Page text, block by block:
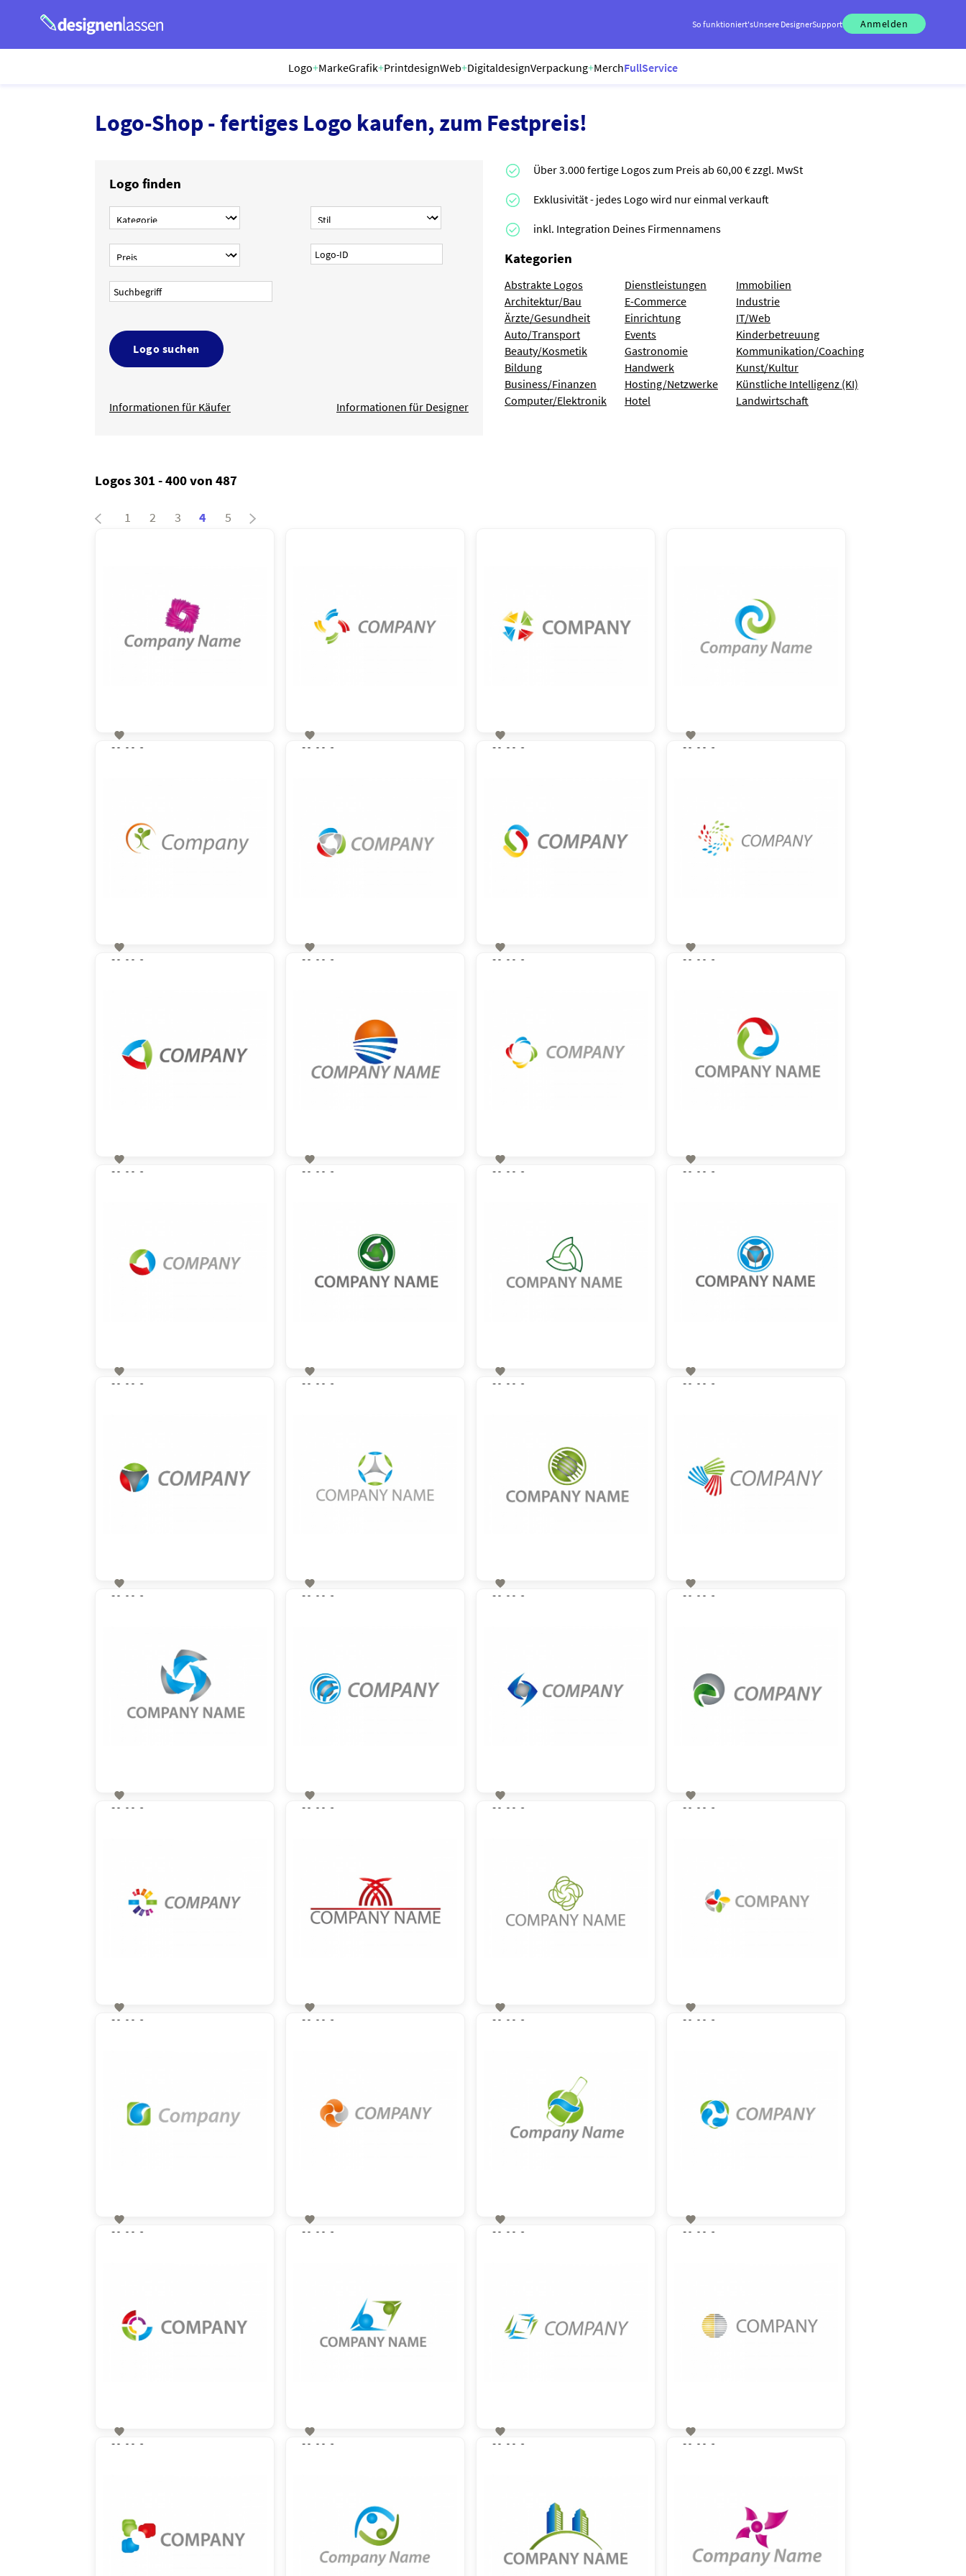
So funktioniert'sUnsere DesignerSupport Anmelden
Logo+MarkeGrafik+PrintdesignWeb+DigitaldesignVerpackung+MerchFullService
Logo-Shop - fertiges Logo kaufen, zum Festpreis!
Logo finden
Logo suchen
Informationen für Käufer Informationen für Designer
Über 3.000 fertige Logos zum Preis ab 60,00 € zzgl. MwSt
Exklusivität - jedes Logo wird nur einmal verkauft
inkl. Integration Deines Firmennamens
Kategorien
Abstrakte Logos
Architektur/Bau
Ärzte/Gesundheit
Auto/Transport
Beauty/Kosmetik
Bildung
Business/Finanzen
Computer/Elektronik
Dienstleistungen
E-Commerce
Einrichtung
Events
Gastronomie
Handwerk
Hosting/Netzwerke
Hotel
Immobilien
Industrie
IT/Web
Kinderbetreuung
Kommunikation/Coaching
Kunst/Kultur
Künstliche Intelligenz (KI)
Landwirtschaft
Logos 301 - 400 von 487
1 2 3 4 5

60,00 €

60,00 €

60,00 €

60,00 €

60,00 €

60,00 €

60,00 €

60,00 €

60,00 €

60,00 €

60,00 €

60,00 €

60,00 €

60,00 €

60,00 €

60,00 €

60,00 €

60,00 €

60,00 €

60,00 €

60,00 €

60,00 €

60,00 €

60,00 €

60,00 €

60,00 €

60,00 €

60,00 €

60,00 €

60,00 €

60,00 €

60,00 €

60,00 €

60,00 €

60,00 €

60,00 €